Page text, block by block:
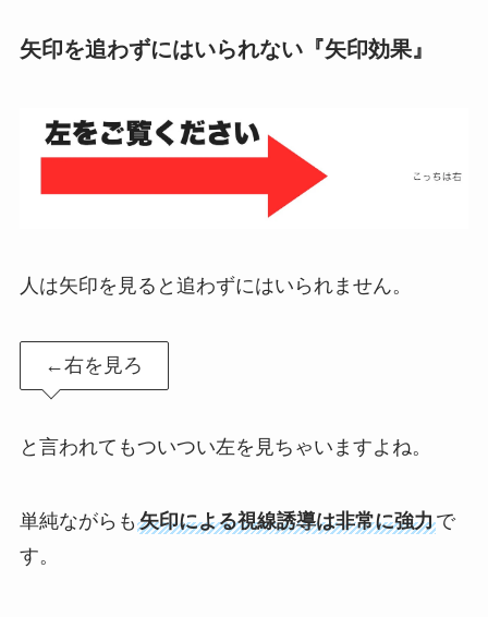
矢印を追わずにはいられない『矢印効果』
人は矢印を見ると追わずにはいられません。
←右を見ろ
と言われてもついつい左を見ちゃいますよね。
単純ながらも 矢印による視線誘導は非常に強力で
す。